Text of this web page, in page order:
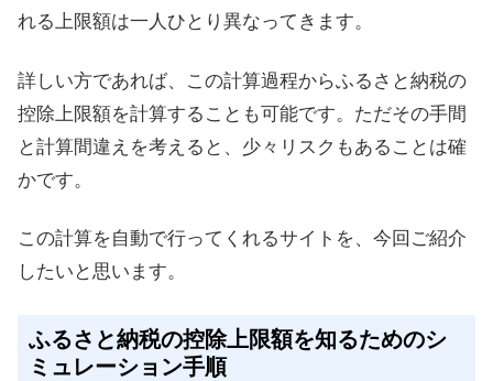
れる上限額は一人ひとり異なってきます。
詳しい方であれば、この計算過程からふるさと納税の
控除上限額を計算することも可能です。ただその手間
と計算間違えを考えると、少々リスクもあることは確
かです。
この計算を自動で行ってくれるサイトを、今回ご紹介
したいと思います。
ふるさと納税の控除上限額を知るためのシ
ミュレーション手順